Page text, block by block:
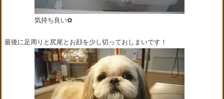
気持ち良い✿
最後に足周りと尻尾とお顔を少し切っておしまいです！